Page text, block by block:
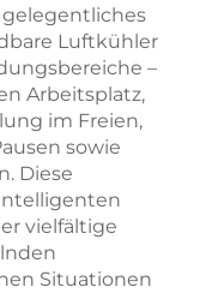
gelegentliches
Luftkühler
–
Arbeitsplatz,
im Freien,
sowie
Diese
vielfältige
Situationen